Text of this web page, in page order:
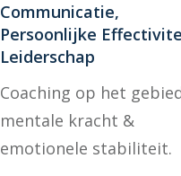
Communicatie,
Persoonlijke
Leiderschap
Coaching op het
mentale kracht &
emotionele stabiliteit.